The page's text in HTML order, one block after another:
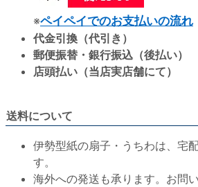
※ペイペイでのお支払いの流れ
代金引換（代引き）
郵便振替・銀行振込（後払い）
店頭払い（当店実店舗にて）
送料について
伊勢型紙の扇子・うちわは、宅
す。
海外への発送も承ります。お問